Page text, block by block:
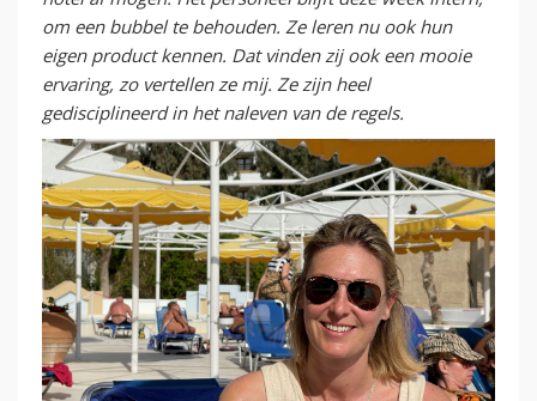
om een bubbel te behouden. Ze leren nu ook hun
eigen product kennen. Dat vinden zij ook een mooie
ervaring, zo vertellen ze mij. Ze zijn heel
gedisciplineerd in het naleven van de regels.